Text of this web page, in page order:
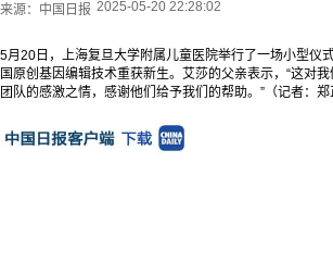
来源： 中国日报 2025-05-20 22:28:02
5月20日，上海复旦大学附属儿童医院举行了一场小型仪
国原创基因编辑技术重获新生。艾莎的父亲表示，“这对
团队的感激之情，感谢他们给予我们的帮助。”（记者：郑